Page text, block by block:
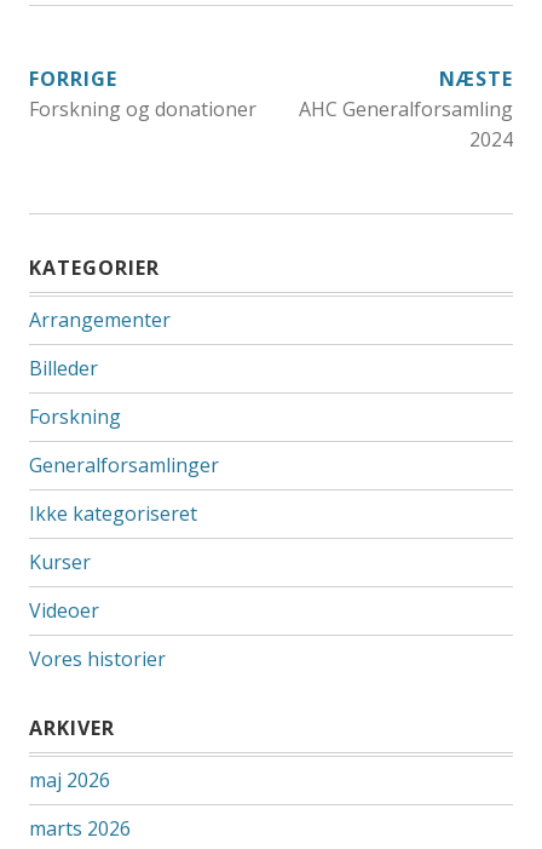
INDLÆGSNAVIGATION
FORRIGE
Forskning og donationer
NÆSTE
AHC Generalforsamling
2024
KATEGORIER
Arrangementer
Billeder
Forskning
Generalforsamlinger
Ikke kategoriseret
Kurser
Videoer
Vores historier
ARKIVER
maj 2026
marts 2026